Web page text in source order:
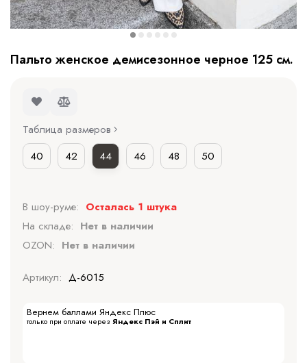
Пальто женское демисезонное черное 125 см.
Таблица размеров
40
42 44 46 48 50
В шоу-руме: Осталась 1 штука
На складе: Нет в наличии
OZON: Нет в наличии
Артикул: Д-6015
Вернем баллами Яндекс Плюс
только при оплате через Яндекс Пэй и Сплит